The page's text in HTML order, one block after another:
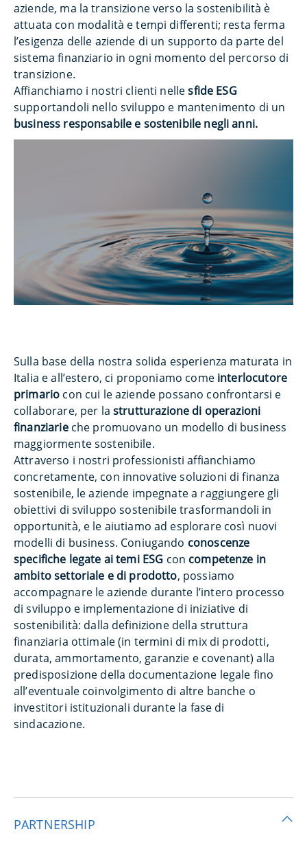
aziende, ma la transizione verso la sostenibilità è
attuata con modalità e tempi differenti; resta ferma
l’esigenza delle aziende di un supporto da parte del
sistema finanziario in ogni momento del percorso di
transizione.
Affianchiamo i nostri clienti nellesfide ESG
supportandoli nello sviluppo e mantenimento di un
business responsabile e sostenibile negli anni.
Sulla base della nostra solida esperienza maturata in
Italia e all’estero, ci proponiamo come interlocutore
primario con cui le aziende possano confrontarsi e
collaborare, per la strutturazione di operazioni
finanziarie che promuovano un modello di business
maggiormente sostenibile.
Attraverso i nostri professionisti affianchiamo
concretamente, con innovative soluzioni di finanza
sostenibile, le aziende impegnate a raggiungere gli
obiettivi di sviluppo sostenibile trasformandoli in
opportunità, e le aiutiamo ad esplorare così nuovi
modelli di business. Coniugando conoscenze
specifiche legate ai temi ESG con competenze in
ambito settoriale e di prodotto, possiamo
accompagnare le aziende durante l’intero processo
di sviluppo e implementazione di iniziative di
sostenibilità: dalla definizione della struttura
finanziaria ottimale (in termini di mix di prodotti,
durata, ammortamento, garanzie e covenant) alla
predisposizione della documentazione legale fino
all’eventuale coinvolgimento di altre banche o
investitori istituzionali durante la fase di
sindacazione.
PARTNERSHIP